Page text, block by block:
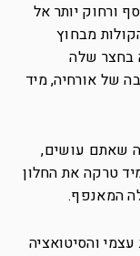
ורחוק יותר אל
מבחוץ
בחצר שלה
של אורחיה, מיד
שאתם עושים,
טרקה את החלון
המאנפף.
והסיטואציה